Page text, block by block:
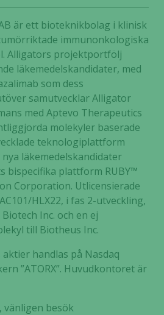
är ett bioteknikbolag i klinisk
immunonkologiska
Alligators projektportfölj
läkemedelskandidater, med
som dess
samutvecklar Alligator
med Aptevo Therapeutics
molekyler baserade
teknologiplattform
läkemedelskandidater
bispecifika plattform RUBY™
Corporation. Utlicensierade
HLX22, i fas 2-utveckling,
Inc. och en ej
till Biotheus Inc.
handlas på Nasdaq
”ATORX”. Huvudkontoret är
vänligen besök
Dessa kakor
går inte att
välja bort. De
behövs för
att hemsidan
över huvud
taget ska
fungera.
Statistik
För att vi ska
kunna
förbättra
hemsidans
funktionalitet
och
baserat på
hur hemsidan